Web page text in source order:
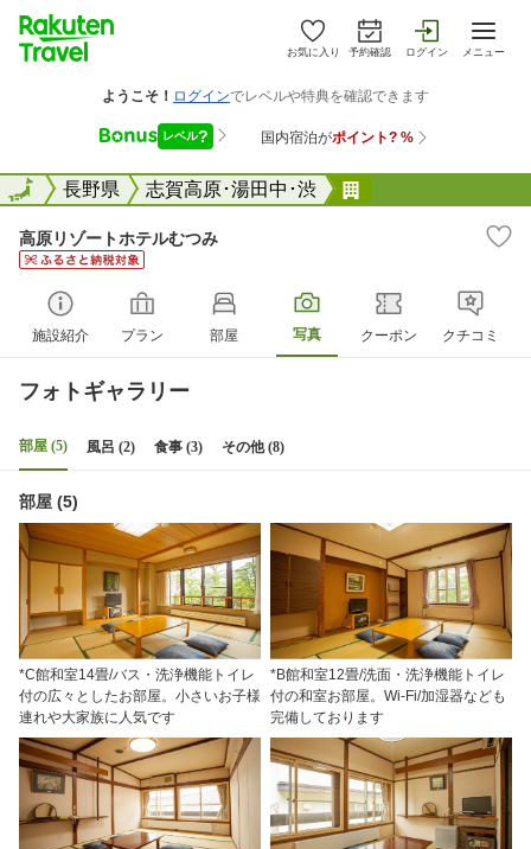
お気に入り 予約確認 ログイン メニュー
全国長野県 志賀高原･湯田中･渋
全国
高原リゾートホテルむつみ
施設紹介 プラン 部屋 写真 クーポン クチコミ
フォトギャラリー
部屋 (5) 風呂 (2) 食事 (3) その他 (8)
部屋 (5)
*C館和室14畳/バス・洗浄機能トイレ
付の広々としたお部屋。小さいお子様
連れや大家族に人気です
*B館和室12畳/洗面・洗浄機能トイレ
付の和室お部屋。Wi-Fi/加湿器なども
完備しております